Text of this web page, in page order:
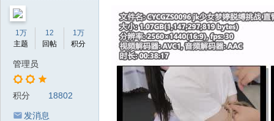
1万
主题
12
回帖
1万
积分
管理员
积分 18802
发消息